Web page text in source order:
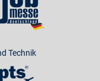
Technik